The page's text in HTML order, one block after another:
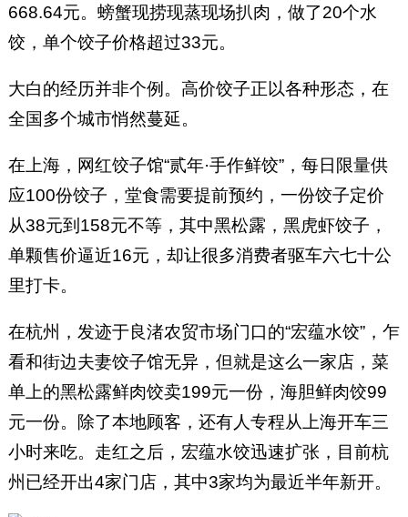
668.64元。螃蟹现捞现蒸现场扒肉，做了20个水
饺，单个饺子价格超过33元。
大白的经历并非个例。高价饺子正以各种形态，在
全国多个城市悄然蔓延。
在上海，网红饺子馆“贰年·手作鲜饺”，每日限量供
应100份饺子，堂食需要提前预约，一份饺子定价
从38元到158元不等，其中黑松露，黑虎虾饺子，
单颗售价逼近16元，却让很多消费者驱车六七十公
里打卡。
在杭州，发迹于良渚农贸市场门口的“宏蕴水饺”，乍
看和街边夫妻饺子馆无异，但就是这么一家店，菜
单上的黑松露鲜肉饺卖199元一份，海胆鲜肉饺99
元一份。除了本地顾客，还有人专程从上海开车三
小时来吃。走红之后，宏蕴水饺迅速扩张，目前杭
州已经开出4家门店，其中3家均为最近半年新开。